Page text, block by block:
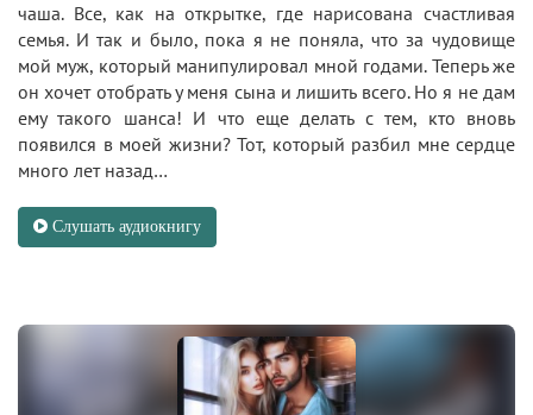
чаша. Все, как на открытке, где нарисована счастливая
семья. И так и было, пока я не поняла, что за чудовище
мой муж, который манипулировал мной годами. Теперь же
он хочет отобрать у меня сына и лишить всего. Но я не дам
ему такого шанса! И что еще делать с тем, кто вновь
появился в моей жизни? Тот, который разбил мне сердце
много лет назад…
Слушать аудиокнигу